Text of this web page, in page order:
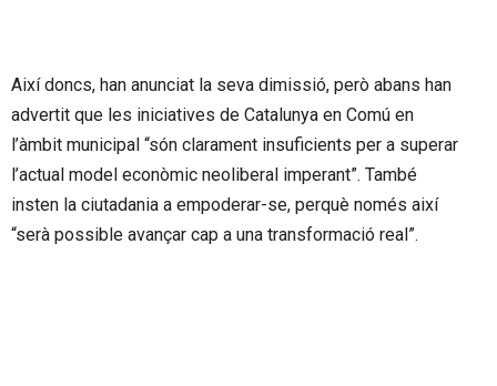
Així doncs, han anunciat la seva dimissió, però abans han
advertit que les iniciatives de Catalunya en Comú en
l’àmbit municipal “són clarament insuficients per a superar
l’actual model econòmic neoliberal imperant”. També
insten la ciutadania a empoderar-se, perquè només així
“serà possible avançar cap a una transformació real”.